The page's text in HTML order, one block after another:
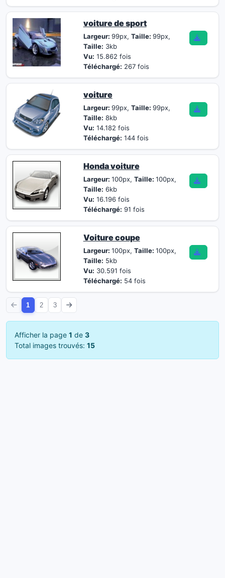
voiture de sport
Largeur: 99px, Taille: 99px,
Taille: 3kb
Vu: 15.862 fois
Téléchargé: 267 fois
voiture
Largeur: 99px, Taille: 99px,
Taille: 8kb
Vu: 14.182 fois
Téléchargé: 144 fois
Honda voiture
Largeur: 100px, Taille: 100px,
Taille: 6kb
Vu: 16.196 fois
Téléchargé: 91 fois
Voiture coupe
Largeur: 100px, Taille: 100px,
Taille: 5kb
Vu: 30.591 fois
Téléchargé: 54 fois
1 2 3
Afficher la page 1 de 3
Total images trouvés: 15